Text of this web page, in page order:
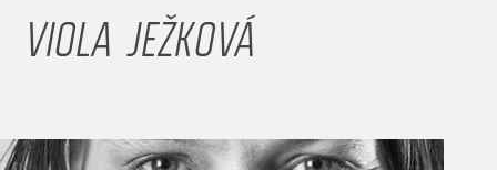
VIOLA JEŽKOVÁ